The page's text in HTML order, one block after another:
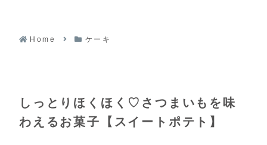
Home ケーキ
しっとりほくほく♡さつまいもを味
わえるお菓子【スイートポテト】